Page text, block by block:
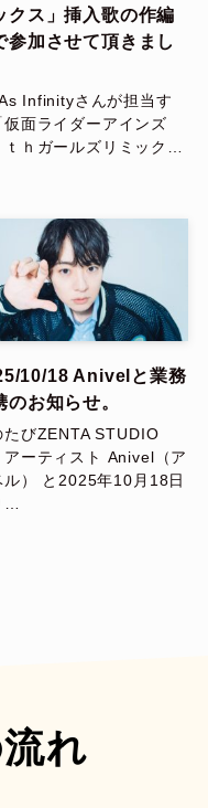
クス」挿入歌の作編
参加させて頂きまし
Infinityさんが担当す
仮面ライダーアインズ
ｔｈガールズリミック…
10/18 Anivelと業務
のお知らせ。
たびZENTA STUDIO
アーティスト Anivel（ア
ル） と2025年10月18日
…
れ